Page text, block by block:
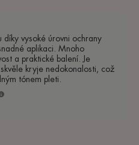
díky vysoké úrovni ochrany
aplikaci. Mnoho
a praktické balení. Je
kryje nedokonalosti, což
tónem pleti.